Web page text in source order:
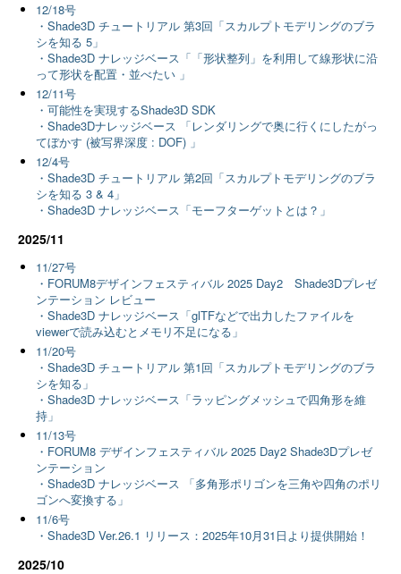
12/18号
・Shade3D チュートリアル 第3回「スカルプトモデリングのブラ
シを知る 5」
・Shade3D ナレッジベース「「形状整列」を利用して線形状に沿
って形状を配置・並べたい 」
12/11号
・可能性を実現するShade3D SDK
・Shade3Dナレッジベース 「レンダリングで奥に行くにしたがっ
てぼかす (被写界深度 : DOF) 」
12/4号
・Shade3D チュートリアル 第2回「スカルプトモデリングのブラ
シを知る 3 & 4」
・Shade3D ナレッジベース「モーフターゲットとは？」
2025/11
11/27号
・FORUM8デザインフェスティバル 2025 Day2 Shade3Dプレゼ
ンテーション レビュー
・Shade3D ナレッジベース「glTFなどで出力したファイルを
viewerで読み込むとメモリ不足になる」
11/20号
・Shade3D チュートリアル 第1回「スカルプトモデリングのブラ
シを知る」
・Shade3D ナレッジベース「ラッピングメッシュで四角形を維
持」
11/13号
・FORUM8 デザインフェスティバル 2025 Day2 Shade3Dプレゼ
ンテーション
・Shade3D ナレッジベース 「多角形ポリゴンを三角や四角のポリ
ゴンへ変換する」
11/6号
・Shade3D Ver.26.1 リリース：2025年10月31日より提供開始！
2025/10